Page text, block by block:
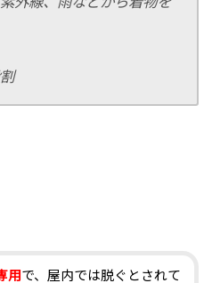
用で、屋内では脱ぐとされて